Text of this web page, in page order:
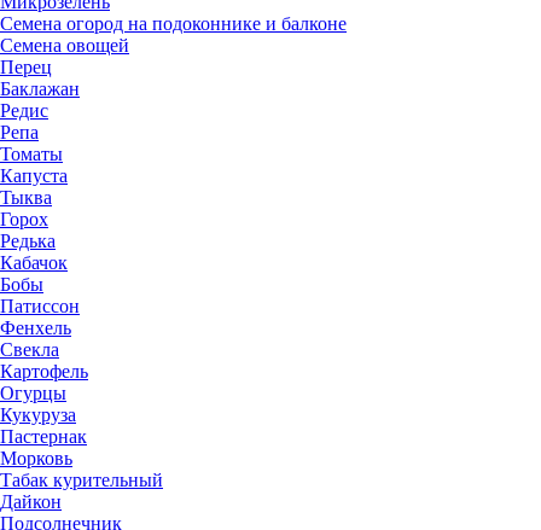
Семена огород на подоконнике и балконе
Семена овощей
Перец
Баклажан
Редис
Репа
Томаты
Капуста
Тыква
Горох
Редька
Кабачок
Бобы
Патиссон
Фенхель
Свекла
Картофель
Огурцы
Кукуруза
Пастернак
Морковь
Табак курительный
Дайкон
Подсолнечник